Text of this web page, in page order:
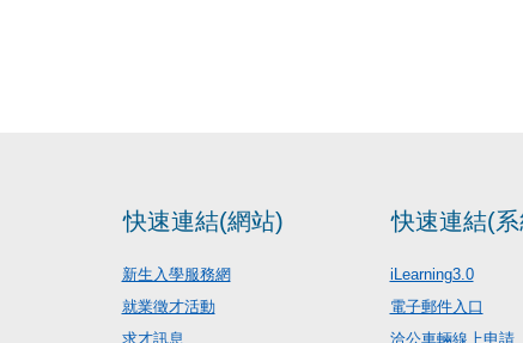
快速連結(網站)
新生入學服務網
就業徵才活動
求才訊息
快速連結(
iLearning3.0
電子郵件入口
洽公車輛線上申請